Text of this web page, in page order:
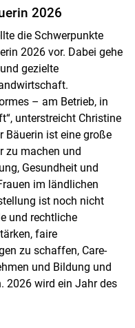
2026
die Schwerpunkte
2026 vor. Dabei gehe
gezielte
– am Betrieb, in
unterstreicht Christine
Bäuerin ist eine große
zu machen und
Gesundheit und
im ländlichen
ist noch nicht
und rechtliche
faire
zu schaffen, Care-
und Bildung und
2026 wird ein Jahr des